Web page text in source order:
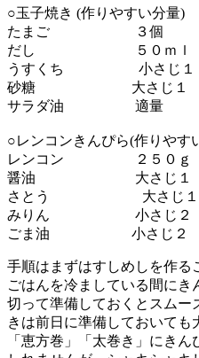
○玉子焼き (作りやすい分量)
たまご ３個
だし ５０ｍｌ
うすくち 小さじ１
砂糖 大さじ１
サラダ油 適量
○レンコンきんぴら(作りやす
レンコン ２５０ｇ
醤油 大さじ１
さとう 大さじ１
みりん 小さじ２
ごま油 小さじ２
手順はまずはすしめしを作る
ごはんを冷ましている間に
切って準備しておくとスムー
きは前日に準備しておいても
「恵方巻」「太巻き」にき